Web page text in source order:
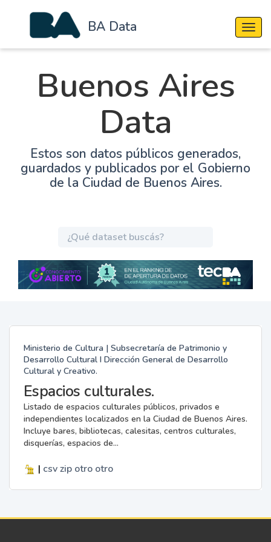
BA Data
Buenos Aires
Data
Estos son datos públicos generados,
guardados y publicados por el Gobierno
de la Ciudad de Buenos Aires.
Ministerio de Cultura | Subsecretaría de Patrimonio y
Desarrollo Cultural I Dirección General de Desarrollo
Cultural y Creativo.
Espacios culturales.
Listado de espacios culturales públicos, privados e
independientes localizados en la Ciudad de Buenos Aires.
Incluye bares, bibliotecas, calesitas, centros culturales,
disquerías, espacios de...
| csv zip otro otro